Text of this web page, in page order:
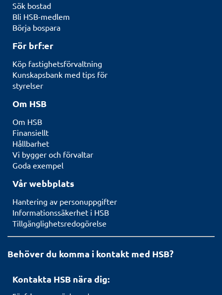
Sök bostad
Bli HSB-medlem
Börja bospara
För brf:er
Köp fastighetsförvaltning
Kunskapsbank med tips för
styrelser
Om HSB
Om HSB
Finansiellt
Hållbarhet
Vi bygger och förvaltar
Goda exempel
Vår webbplats
Hantering av personuppgifter
Informationssäkerhet i HSB
Tillgänglighetsredogörelse
Behöver du komma i kontakt med HSB?
Kontakta HSB nära dig: